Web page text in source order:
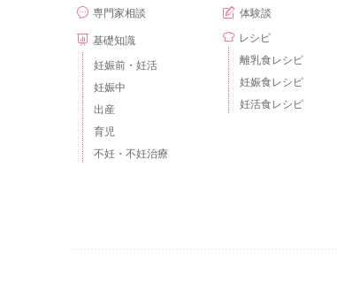
専門家相談
基礎知識
妊娠前・妊活
妊娠中
出産
育児
不妊・不妊治療
体験談
レシピ
離乳食レシピ
妊娠食レシピ
妊活食レシピ